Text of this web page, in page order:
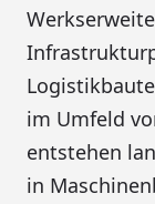
im Umfeld
entstehen
in